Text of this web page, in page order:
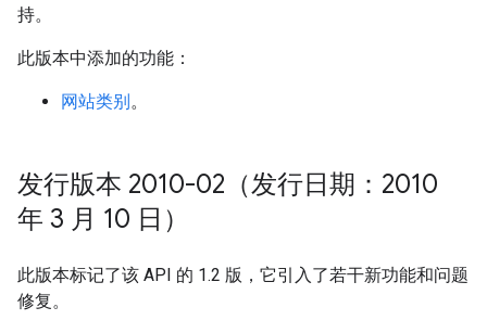
持。
此版本中添加的功能：
网站类别。
发行版本 2010-02（发行日期：2010
年 3 月 10 日）
此版本标记了该 API 的 1.2 版，它引入了若干新功能和问题
修复。